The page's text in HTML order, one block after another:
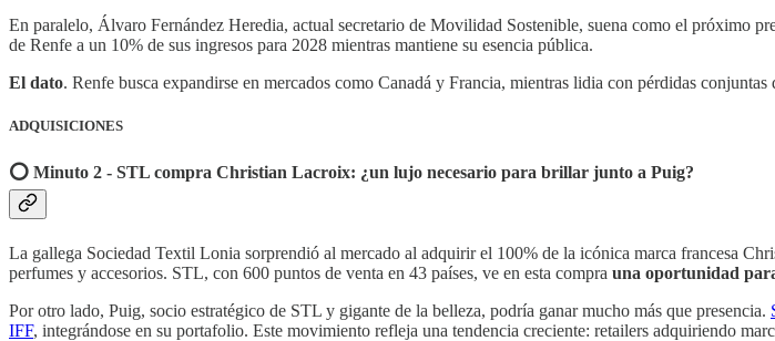
En paralelo, Álvaro Fernández Heredia, actual secretario de Movilidad Sostenible, suena como el próximo
de Renfe a un 10% de sus ingresos para 2028 mientras mantiene su esencia pública.
El dato. Renfe busca expandirse en mercados como Canadá y Francia, mientras lidia con pérdidas
ADQUISICIONES
⭕️ Minuto 2 - STL compra Christian Lacroix: ¿un lujo necesario para brillar junto a Puig?
La gallega Sociedad Textil Lonia sorprendió al mercado al adquirir el 100% de la icónica marca francesa
perfumes y accesorios. STL, con 600 puntos de venta en 43 países, ve en esta compra una oportunidad
Por otro lado, Puig, socio estratégico de STL y gigante de la belleza, podría ganar mucho más que presencia.
IFF, integrándose en su portafolio. Este movimiento refleja una tendencia creciente: retailers adquiriendo